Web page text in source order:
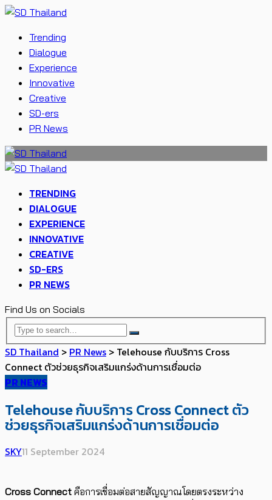
Trending
Dialogue
Experience
Innovative
Creative
SD-ers
PR News
TRENDING
DIALOGUE
EXPERIENCE
INNOVATIVE
CREATIVE
SD-ERS
PR NEWS
Find Us on Socials
SD Thailand > PR News > Telehouse กับบริการ Cross
Connect ตัวช่วยธุรกิจเสริมแกร่งด้านการเชื่อมต่อ
PR NEWS
Telehouse กับบริการ Cross Connect ตัว
ช่วยธุรกิจเสริมแกร่งด้านการเชื่อมต่อ
SKY11 September 2024
Cross Connect คือการเชื่อมต่อสายสัญญาณโดยตรงระหว่าง